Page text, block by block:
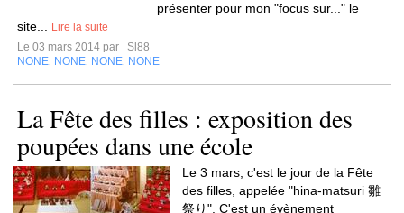
présenter pour mon "focus sur..." le
site...
Lire la suite
Le 03 mars 2014 par
Sl88
NONE NONE NONE NONE
La Fête des filles : exposition des
poupées dans une école
Le 3 mars, c'est le jour de la Fête
des filles, appelée "hina-matsuri 雛
祭り". C'est un évènement